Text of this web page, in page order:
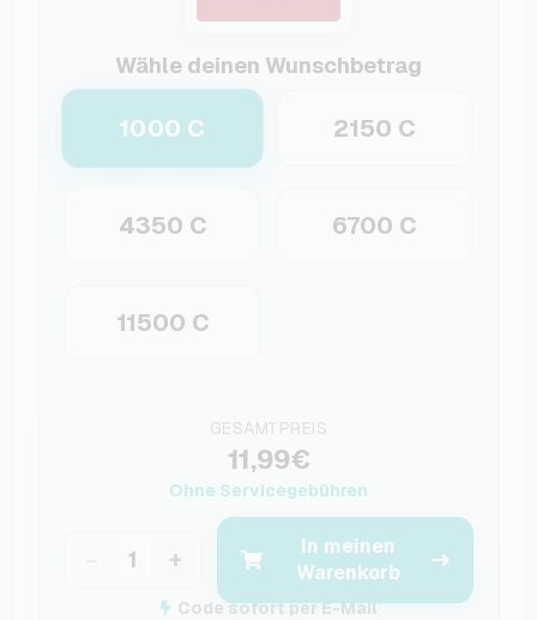
Wähle deinen Wunschbetrag
1000 C 2150 C
4350 C 6700 C
11500 C
GESAMTPREIS
11,99€
Ohne Servicegebühren
+
In meinen
Warenkorb
Code sofort per E-Mail